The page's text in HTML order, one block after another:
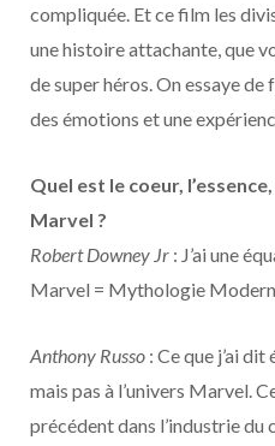
compliquée. Et ce film les
une histoire attachante, que
de super héros. On essaye
des émotions et une
Quel est le coeur,
Marvel ?
Robert Downey Jr : J’ai une
Marvel = Mythologie
Anthony Russo : Ce que j’ai
mais pas à l’univers Marvel.
précédent dans l’industrie du